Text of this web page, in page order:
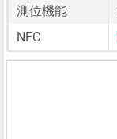
測位機能
NFC